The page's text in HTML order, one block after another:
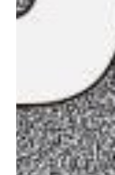
Summer Sale
Outlet
Helan x Genoa
Isolani x Genoa